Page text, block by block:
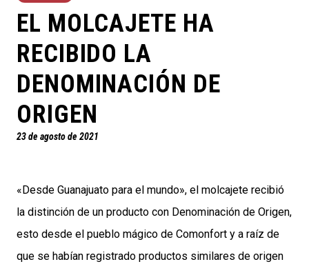
EL MOLCAJETE HA
RECIBIDO LA
DENOMINACIÓN DE
ORIGEN
23 de agosto de 2021
«Desde Guanajuato para el mundo», el molcajete recibió
la distinción de un producto con Denominación de Origen,
esto desde el pueblo mágico de Comonfort y a raíz de
que se habían registrado productos similares de origen